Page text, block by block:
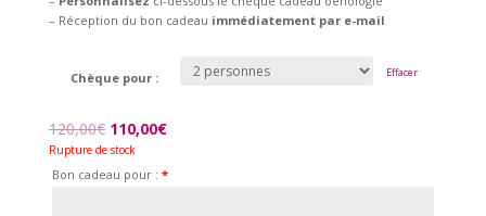
à
– Réception du bon cadeau immédiatement par e-mail
Chèque pour : Effacer
120,00€ Le
prix
était :
110,00€Le
actuel
Rupture de stock
Bon cadeau pour : *